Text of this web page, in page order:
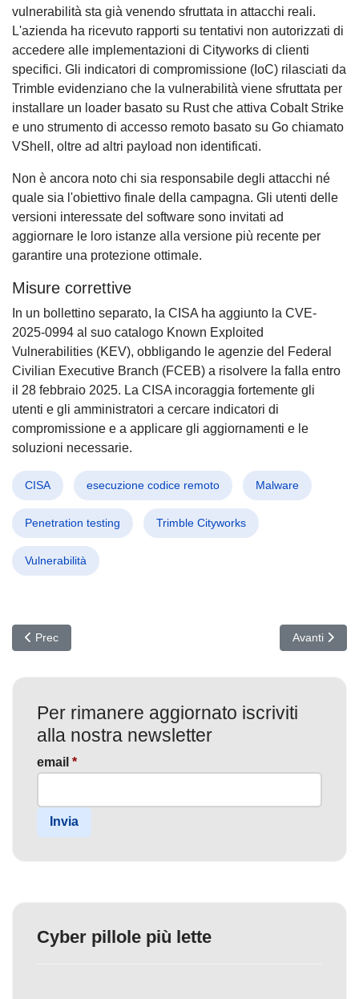
vulnerabilità sta già venendo sfruttata in attacchi reali.
L'azienda ha ricevuto rapporti su tentativi non autorizzati di
accedere alle implementazioni di Cityworks di clienti
specifici. Gli indicatori di compromissione (IoC) rilasciati da
Trimble evidenziano che la vulnerabilità viene sfruttata per
installare un loader basato su Rust che attiva Cobalt Strike
e uno strumento di accesso remoto basato su Go chiamato
VShell, oltre ad altri payload non identificati.
Non è ancora noto chi sia responsabile degli attacchi né
quale sia l'obiettivo finale della campagna. Gli utenti delle
versioni interessate del software sono invitati ad
aggiornare le loro istanze alla versione più recente per
garantire una protezione ottimale.
Misure correttive
In un bollettino separato, la CISA ha aggiunto la CVE-
2025-0994 al suo catalogo Known Exploited
Vulnerabilities (KEV), obbligando le agenzie del Federal
Civilian Executive Branch (FCEB) a risolvere la falla entro
il 28 febbraio 2025. La CISA incoraggia fortemente gli
utenti e gli amministratori a cercare indicatori di
compromissione e a applicare gli aggiornamenti e le
soluzioni necessarie.
CISA esecuzione codice remoto Malware
Penetration testing Trimble Cityworks
Vulnerabilità
Articolo precedente: Kara Sprague CEO di HackerOne: Guida
Prec Articolo
Avanti
Per rimanere aggiornato iscriviti
alla nostra newsletter
email *
Invia
Cyber pillole più lette